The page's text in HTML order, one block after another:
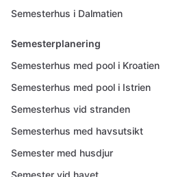
Semesterhus i Dalmatien
Semesterplanering
Semesterhus med pool i Kroatien
Semesterhus med pool i Istrien
Semesterhus vid stranden
Semesterhus med havsutsikt
Semester med husdjur
Semester vid havet